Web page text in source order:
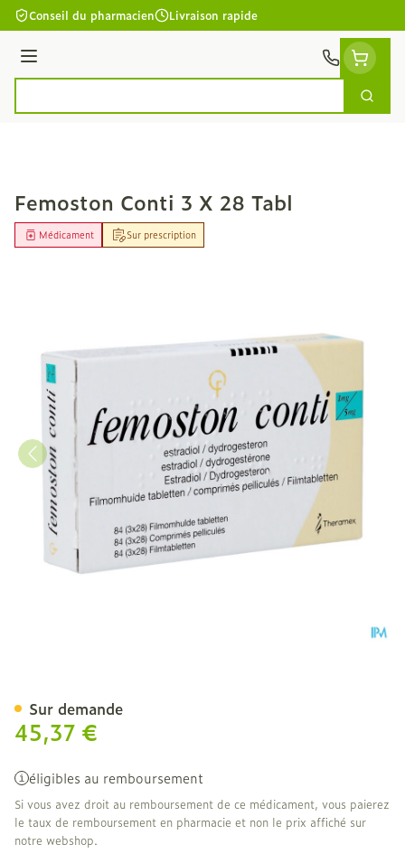
Aller au contenu
Conseil du pharmacien Livraison rapide
Menu
Femoston Conti 3 X 28 Tabl
Sur prescription
Médicament
45,37 €
éligibles au remboursement
Si vous avez droit au remboursement de ce médicament, vous paierez
le taux de remboursement en pharmacie et non le prix affiché sur
notre webshop.
Sur demande